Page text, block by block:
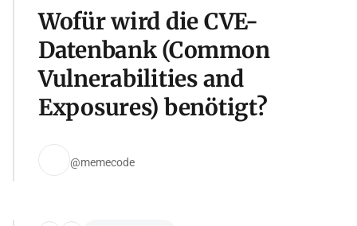
Wofür wird die CVE-
Datenbank (Common
Vulnerabilities and
Exposures) benötigt?
@memecode